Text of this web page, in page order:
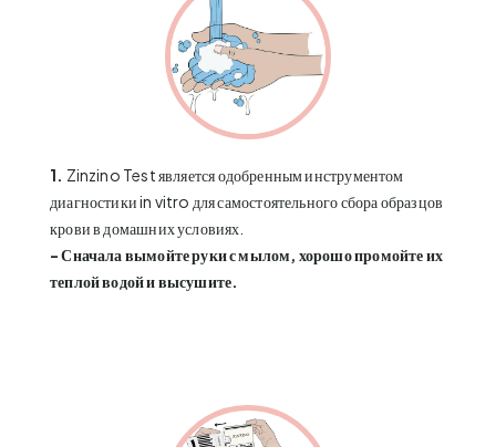
1. Zinzino Test является одобренным инструментом
диагностики in vitro для самостоятельного сбора образцов
крови в домашних условиях.
- Сначала вымойте руки с мылом, хорошо промойте их
теплой водой и высушите.